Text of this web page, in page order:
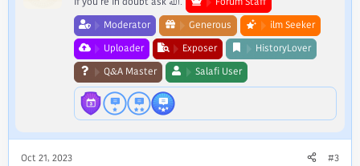
Moderator
Generous
ilm Seeker
Uploader
Exposer
HistoryLover
Q&A Master
Salafi User
Oct 21, 2023 #3